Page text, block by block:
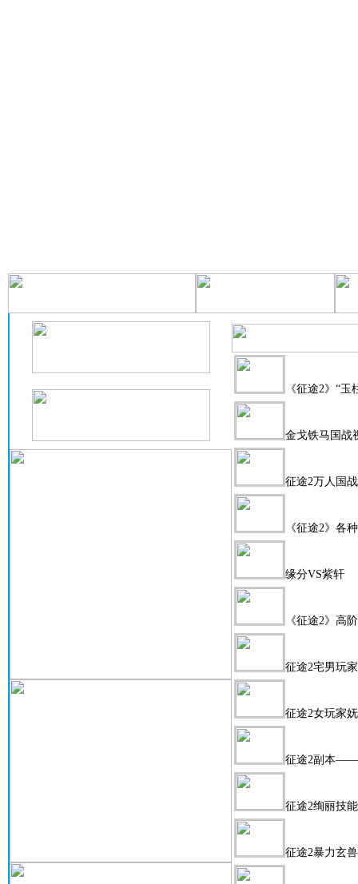
《征途2》“
金戈铁马国战
征途2万人国
《征途2》各
缘分VS紫轩
《征途2》高
征途2宅男玩
征途2女玩家
征途2副本——
征途2绚丽技能
征途2暴力玄兽